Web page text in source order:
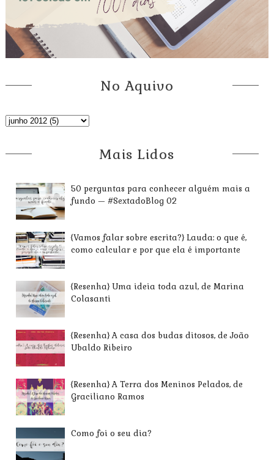
No Aquivo
Mais Lidos
50 perguntas para conhecer alguém mais a
fundo — #SextadoBlog 02
{Vamos falar sobre escrita?} Lauda: o que é,
como calcular e por que ela é importante
{Resenha} Uma ideia toda azul, de Marina
Colasanti
{Resenha} A casa dos budas ditosos, de João
Ubaldo Ribeiro
{Resenha} A Terra dos Meninos Pelados, de
Graciliano Ramos
Como foi o seu dia?